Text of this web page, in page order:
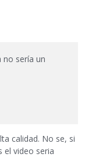
no sería un
calidad. No se, si
el video seria